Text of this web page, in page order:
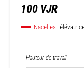
100 VJR
Nacelles
Hauteur de travail